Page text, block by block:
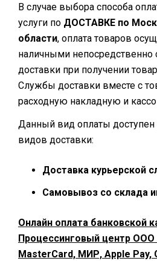
В случае выбора способа
услуги по ДОСТАВКЕ по
области, оплата товаров
наличными
доставки при получении
Службы доставки вместе с
расходную накладную и
Данный вид оплаты
видов доставки:
Доставка курьерской
Самовывоз со склада
Онлайн оплата банковской
Процессинговый центр ООО
MasterCard, МИР, Apple Pay,